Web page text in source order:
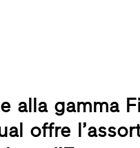
alla gamma
offre